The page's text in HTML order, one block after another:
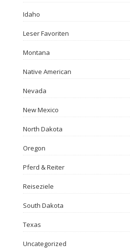
Idaho
Leser Favoriten
Montana
Native American
Nevada
New Mexico
North Dakota
Oregon
Pferd & Reiter
Reiseziele
South Dakota
Texas
Uncategorized